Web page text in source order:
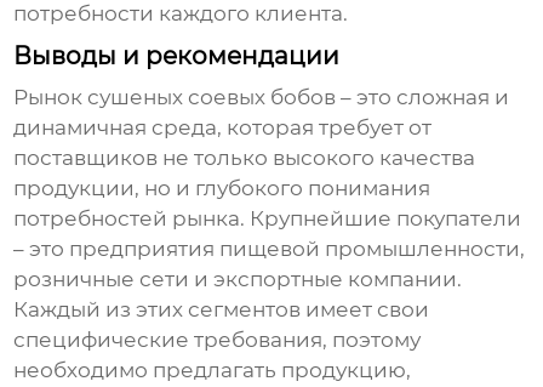
потребности каждого клиента.
Выводы и рекомендации
Рынок сушеных соевых бобов – это сложная и
динамичная среда, которая требует от
поставщиков не только высокого качества
продукции, но и глубокого понимания
потребностей рынка. Крупнейшие покупатели
– это предприятия пищевой промышленности,
розничные сети и экспортные компании.
Каждый из этих сегментов имеет свои
специфические требования, поэтому
необходимо предлагать продукцию,